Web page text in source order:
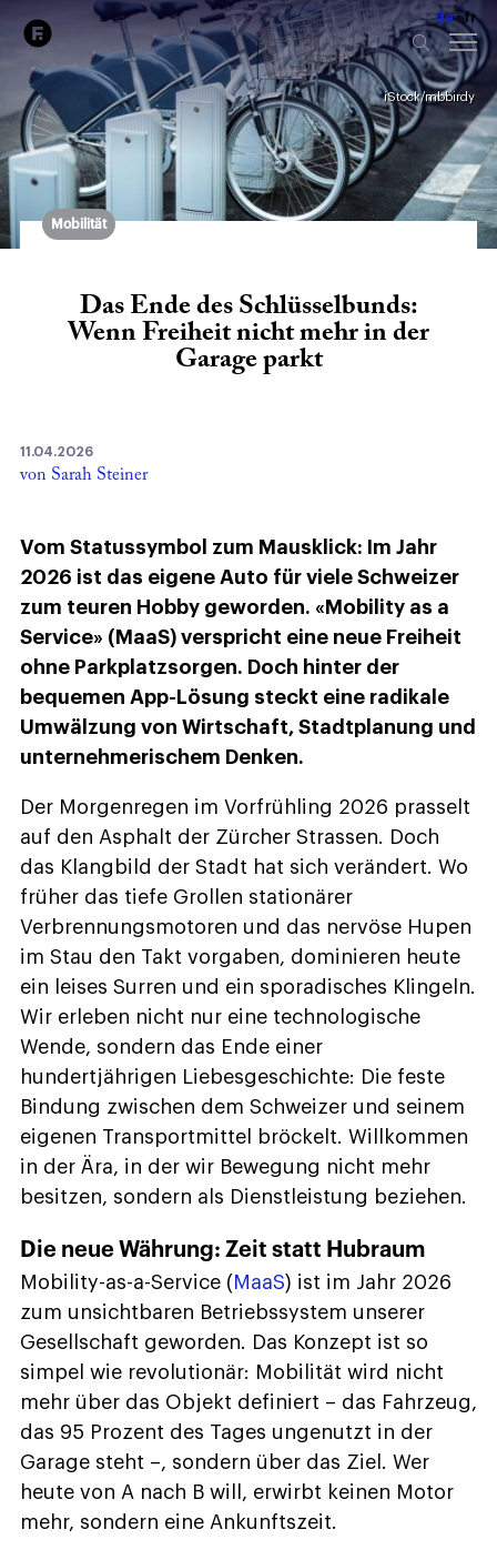
de fr
iStock/mbbirdy
Mobilität
Das Ende des Schlüsselbunds:
Wenn Freiheit nicht mehr in der
Garage parkt
11.04.2026
von Sarah Steiner
Vom Statussymbol zum Mausklick: Im Jahr
2026 ist das eigene Auto für viele Schweizer
zum teuren Hobby geworden. «Mobility as a
Service» (MaaS) verspricht eine neue Freiheit
ohne Parkplatzsorgen. Doch hinter der
bequemen App-Lösung steckt eine radikale
Umwälzung von Wirtschaft, Stadtplanung und
unternehmerischem Denken.
Der Morgenregen im Vorfrühling 2026 prasselt
auf den Asphalt der Zürcher Strassen. Doch
das Klangbild der Stadt hat sich verändert. Wo
früher das tiefe Grollen stationärer
Verbrennungsmotoren und das nervöse Hupen
im Stau den Takt vorgaben, dominieren heute
ein leises Surren und ein sporadisches Klingeln.
Wir erleben nicht nur eine technologische
Wende, sondern das Ende einer
hundertjährigen Liebesgeschichte: Die feste
Bindung zwischen dem Schweizer und seinem
eigenen Transportmittel bröckelt. Willkommen
in der Ära, in der wir Bewegung nicht mehr
besitzen, sondern als Dienstleistung beziehen.
Die neue Währung: Zeit statt Hubraum
Mobility-as-a-Service ( MaaS) ist im Jahr 2026
zum unsichtbaren Betriebssystem unserer
Gesellschaft geworden. Das Konzept ist so
simpel wie revolutionär: Mobilität wird nicht
mehr über das Objekt definiert – das Fahrzeug,
das 95 Prozent des Tages ungenutzt in der
Garage steht –, sondern über das Ziel. Wer
heute von A nach B will, erwirbt keinen Motor
mehr, sondern eine Ankunftszeit.